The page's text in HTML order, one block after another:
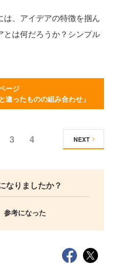
、アイデアの特徴を掴ん
とは何だろうか？シンプル
ージ
違ったものの組み合わせ」
3 4 NEXT
なりましたか？
参考になった